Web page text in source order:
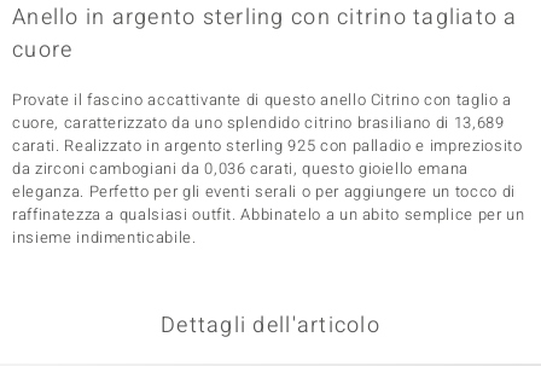
Anello in argento sterling con citrino tagliato a
cuore
Provate il fascino accattivante di questo anello Citrino con taglio a
cuore, caratterizzato da uno splendido citrino brasiliano di 13,689
carati. Realizzato in argento sterling 925 con palladio e impreziosito
da zirconi cambogiani da 0,036 carati, questo gioiello emana
eleganza. Perfetto per gli eventi serali o per aggiungere un tocco di
raffinatezza a qualsiasi outfit. Abbinatelo a un abito semplice per un
insieme indimenticabile.
Dettagli dell'articolo